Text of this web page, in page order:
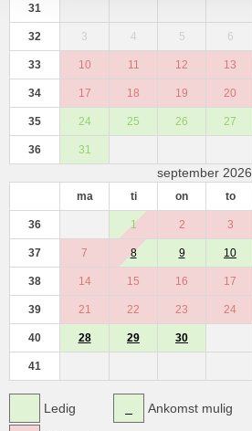
31
32 3 4 5 6
33 10 11 12 13
34 17 18 19 20
35 24 25 26 27
36 31
september 2026
ma ti on to
36 1 2 3
37 7 8 9 10
38 14 15 16 17
39 21 22 23 24
40 28 29 30
41
Ledig Ankomst mulig